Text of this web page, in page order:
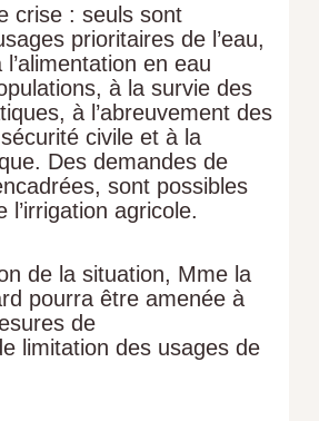
crise : seuls sont
prioritaires de l’eau,
en eau
à la survie des
à l’abreuvement des
civile et à la
Des demandes de
sont possibles
l’irrigation agricole.
de la situation, Mme la
pourra être amenée à
de
limitation des usages de